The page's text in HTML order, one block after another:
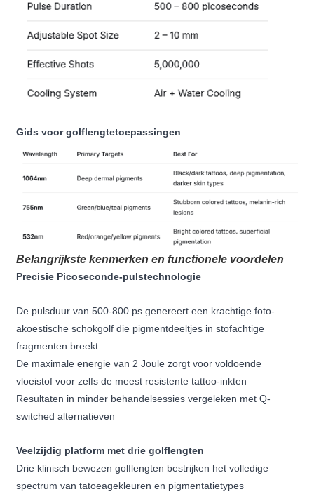
Gids voor golflengtetoepassingen
Belangrijkste kenmerken en functionele voordelen
Precisie Picoseconde-pulstechnologie
De pulsduur van 500-800 ps genereert een krachtige foto-
akoestische schokgolf die pigmentdeeltjes in stofachtige
fragmenten breekt
De maximale energie van 2 Joule zorgt voor voldoende
vloeistof voor zelfs de meest resistente tattoo-inkten
Resultaten in minder behandelsessies vergeleken met Q-
switched alternatieven
Veelzijdig platform met drie golflengten
Drie klinisch bewezen golflengten bestrijken het volledige
spectrum van tatoeagekleuren en pigmentatietypes